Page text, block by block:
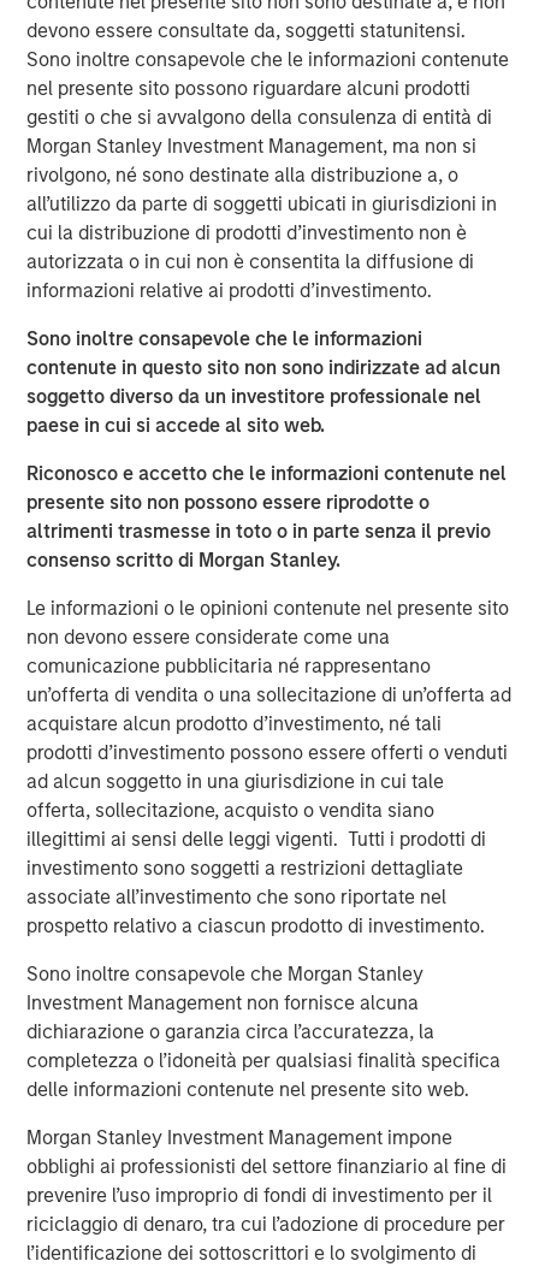
devono essere consultate da, soggetti statunitensi.
Sono inoltre consapevole che le informazioni contenute
nel presente sito possono riguardare alcuni prodotti
gestiti o che si avvalgono della consulenza di entità di
Morgan Stanley Investment Management, ma non si
rivolgono, né sono destinate alla distribuzione a, o
all’utilizzo da parte di soggetti ubicati in giurisdizioni in
cui la distribuzione di prodotti d’investimento non è
autorizzata o in cui non è consentita la diffusione di
informazioni relative ai prodotti d’investimento.
Sono inoltre consapevole che le informazioni
contenute in questo sito non sono indirizzate ad alcun
soggetto diverso da un investitore professionale nel
paese in cui si accede al sito web.
Riconosco e accetto che le informazioni contenute nel
presente sito non possono essere riprodotte o
altrimenti trasmesse in toto o in parte senza il previo
consenso scritto di Morgan Stanley.
Le informazioni o le opinioni contenute nel presente sito
non devono essere considerate come una
comunicazione pubblicitaria né rappresentano
un’offerta di vendita o una sollecitazione di un’offerta ad
acquistare alcun prodotto d’investimento, né tali
prodotti d’investimento possono essere offerti o venduti
ad alcun soggetto in una giurisdizione in cui tale
offerta, sollecitazione, acquisto o vendita siano
illegittimi ai sensi delle leggi vigenti. Tutti i prodotti di
investimento sono soggetti a restrizioni dettagliate
associate all’investimento che sono riportate nel
prospetto relativo a ciascun prodotto di investimento.
Sono inoltre consapevole che Morgan Stanley
Investment Management non fornisce alcuna
dichiarazione o garanzia circa l’accuratezza, la
completezza o l’idoneità per qualsiasi finalità specifica
delle informazioni contenute nel presente sito web.
Morgan Stanley Investment Management impone
obblighi ai professionisti del settore finanziario al fine di
prevenire l’uso improprio di fondi di investimento per il
riciclaggio di denaro, tra cui l’adozione di procedure per
l’identificazione dei sottoscrittori e lo svolgimento di
Mr. Xuan Wei, Chief Executive Officer of Tianhe, said, “We
are pleased to forge this strategic partnership with one of
Asia’s leading private equity investors. MSPE Asia brings
deep experience adding value to companies in China
coupled with industrials expertise and global resources,
and we look forward to working together to expand our
global market reach and increase cooperation with
overseas partners.”
Mr. Homer Sun added, “We are very excited to enter into a
team of this Chinese specialty chemicals champion that
has developed world class R&D capabilities. We expect to
closely collaborate to support Tianhe’s transition from a
domestic leader to a major global player in specialty
chemicals.”
About Tianhe Chemicals Group
A leading specialty chemicals producer in China, Tianhe
is the largest lubricant oil additive producer in China and
a leading high-end specialty fluorochemical producer
globally. Established in 1992 in Jinzhou, Liaoning
Province, Tianhe employs more than 1,200 people with
three manufacturing bases. For more information, please
visit the Company’s website at
http://www.tianhechem.com.
About Morgan Stanley Private Equity Asia
private equity investors in Asia Pacific, having invested in
the region for over 19 years. The team has invested
approximately US$2.4 billion in Asia, primarily in highly
structured minority investments and control buyouts in
profitable, growth-oriented companies. MSPE Asia has
offices located in Hong Kong, Shanghai, Mumbai, Seoul,
Tokyo and New York. For further information about
Morgan Stanley Private Equity Asia, please
visit www.morganstanley.com/im/privateequityasia